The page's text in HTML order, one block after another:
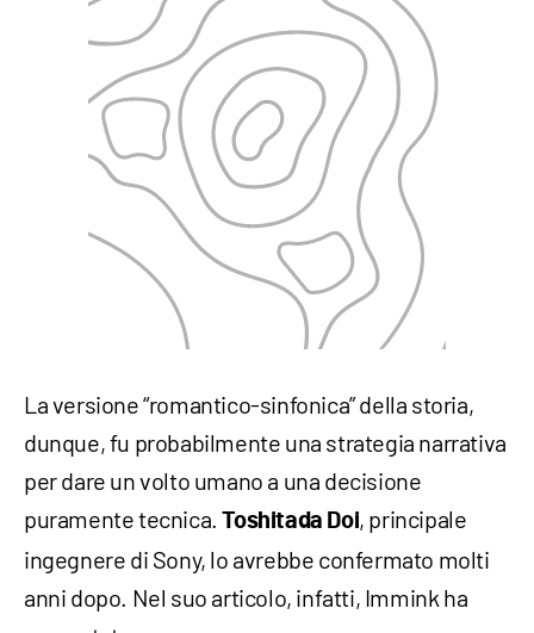
La versione “romantico-sinfonica” della storia,
dunque, fu probabilmente una strategia narrativa
per dare un volto umano a una decisione
puramente tecnica.Toshitada Doi, principale
ingegnere di Sony, lo avrebbe confermato molti
anni dopo. Nel suo articolo, infatti, Immink ha